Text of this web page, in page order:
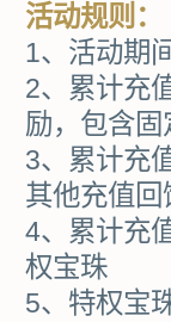
活动规则：
1、活动期
2、累计充
励，包含
3、累计充
其他充值回
4、累计充
权宝珠
5、特权宝